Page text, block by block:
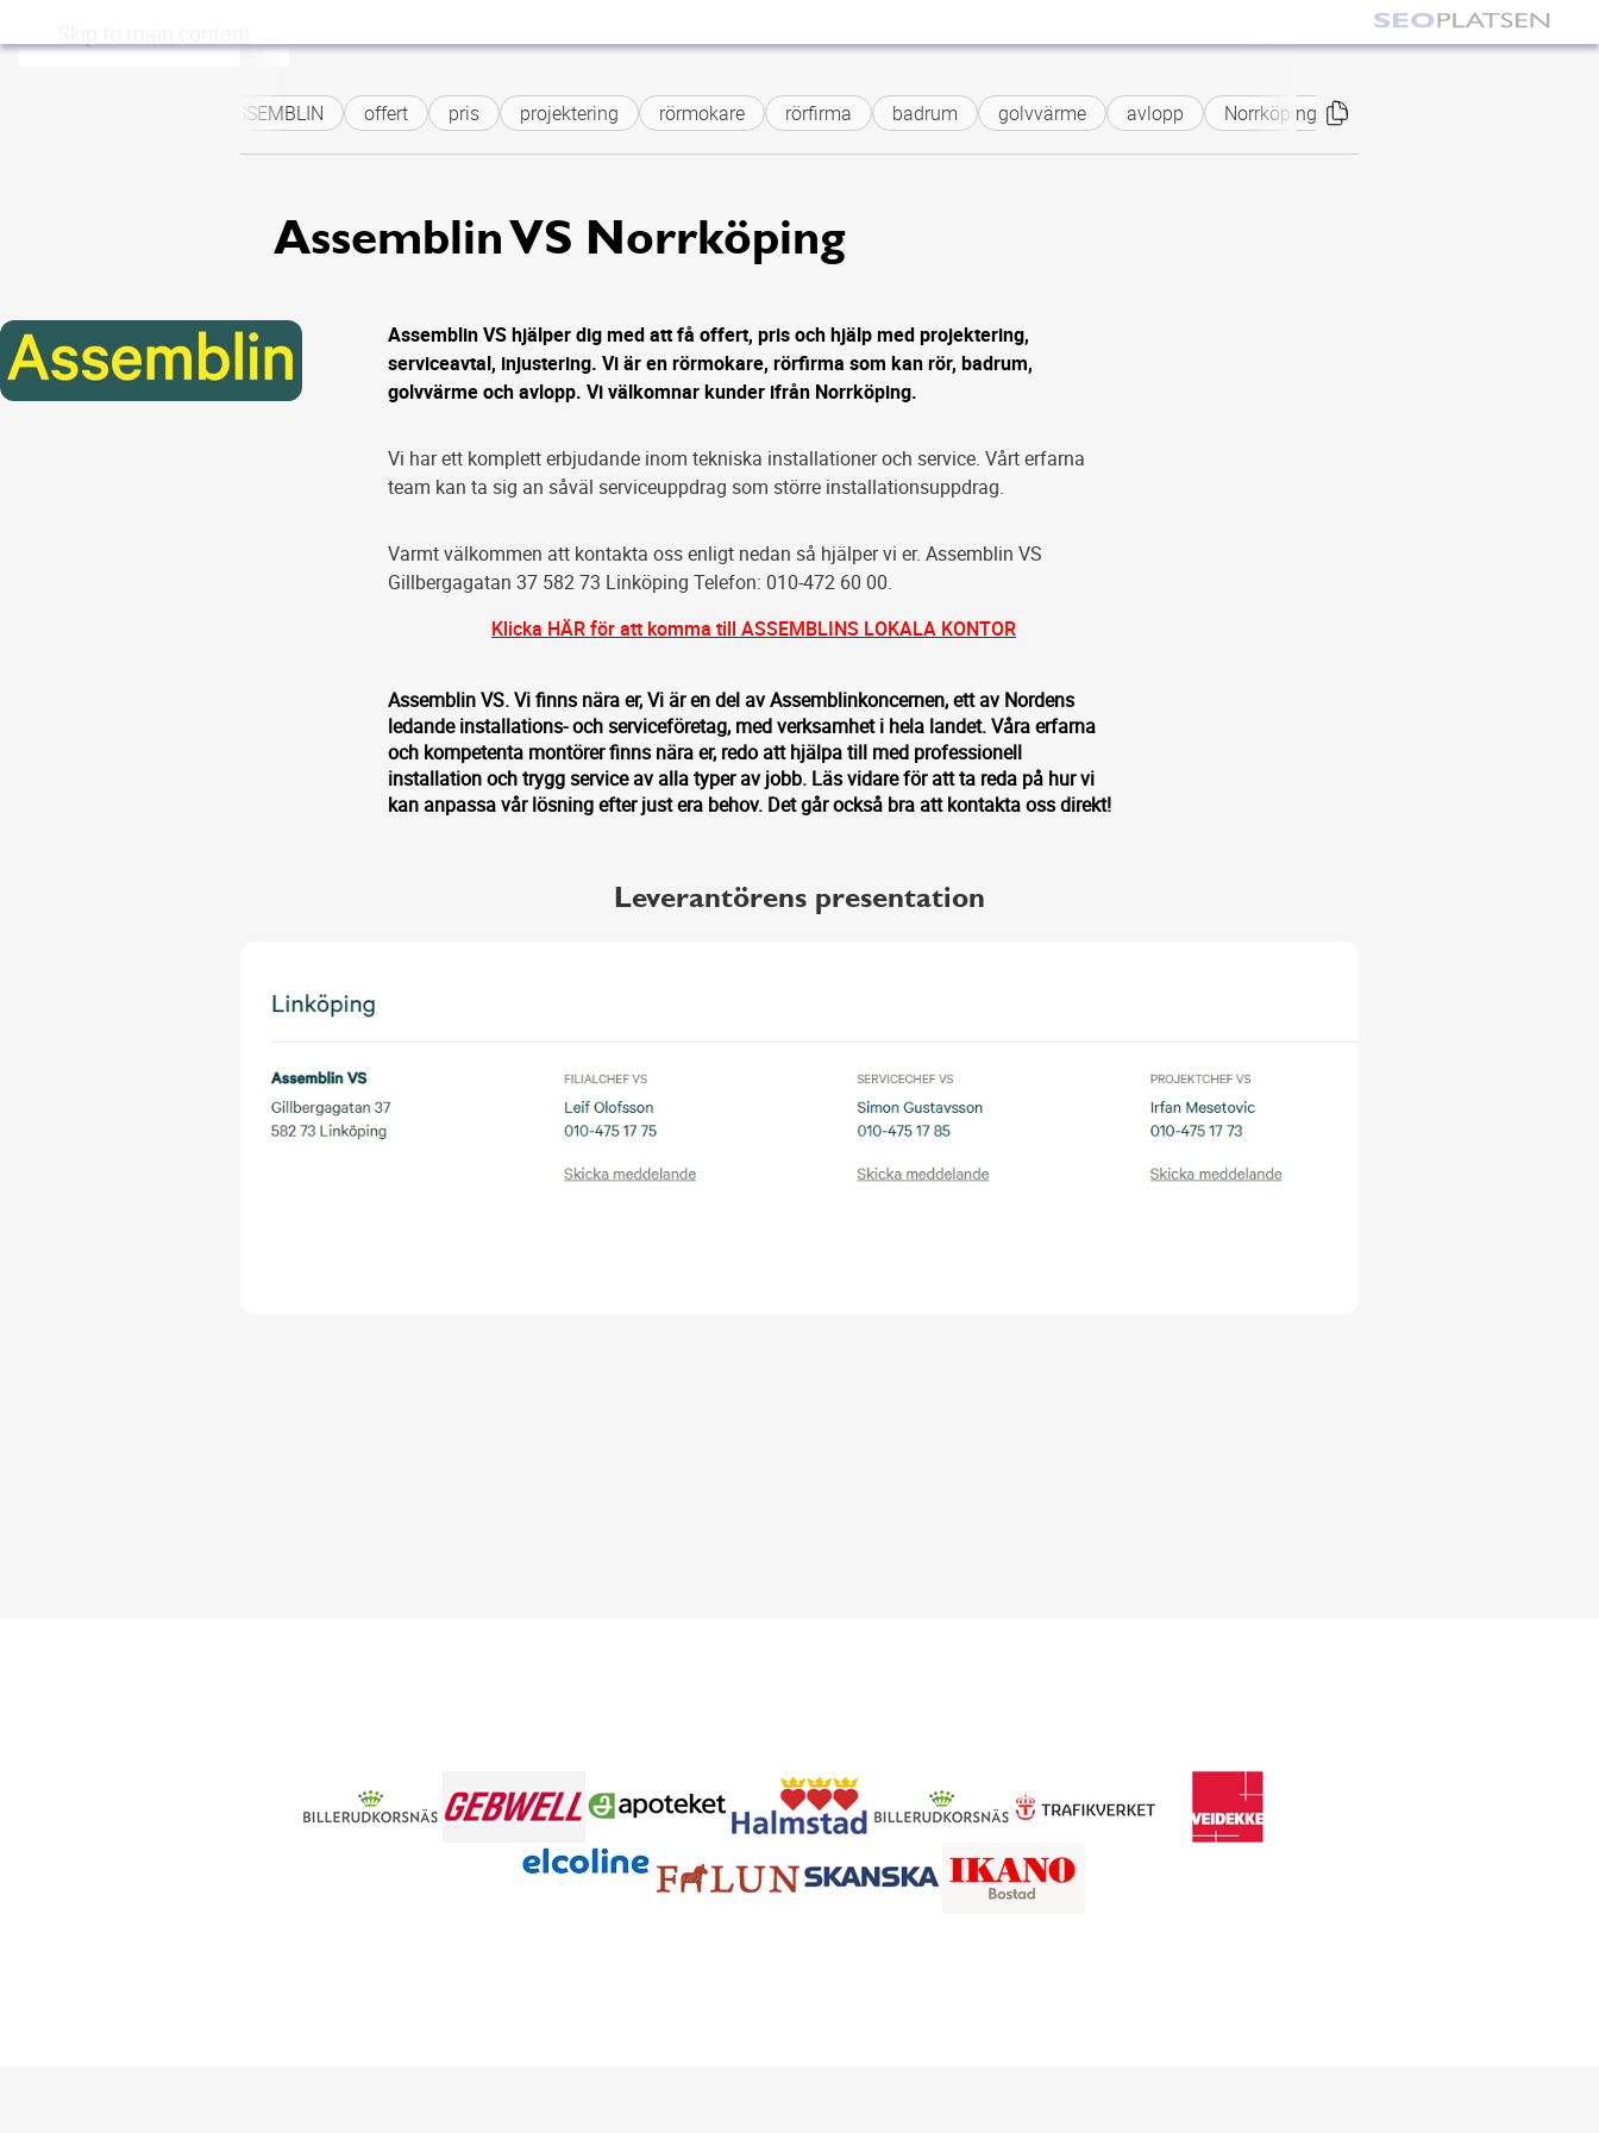
ASSEMBLIN offert pris projektering rörmokare rörfirma badrum golvvärme avlopp Norrköping
Assemblin VS Norrköping
Assemblin VS hjälper dig med att få offert, pris och hjälp med projektering,
serviceavtal, injustering. Vi är en rörmokare, rörfirma som kan rör, badrum,
golvvärme och avlopp. Vi välkomnar kunder ifrån Norrköping.
Vi har ett komplett erbjudande inom tekniska installationer och service. Vårt erfarna
team kan ta sig an såväl serviceuppdrag som större installationsuppdrag.
Varmt välkommen att kontakta oss enligt nedan så hjälper vi er. Assemblin VS
Gillbergagatan 37 582 73 Linköping Telefon: 010-472 60 00.
Klicka HÄR för att komma till ASSEMBLINS LOKALA KONTOR
Assemblin VS. Vi finns nära er, Vi är en del av Assemblinkoncernen, ett av Nordens
ledande installations- och serviceföretag, med verksamhet i hela landet. Våra erfarna
och kompetenta montörer finns nära er, redo att hjälpa till med professionell
installation och trygg service av alla typer av jobb. Läs vidare för att ta reda på hur vi
kan anpassa vår lösning efter just era behov. Det går också bra att kontakta oss direkt!
Leverantörens presentation